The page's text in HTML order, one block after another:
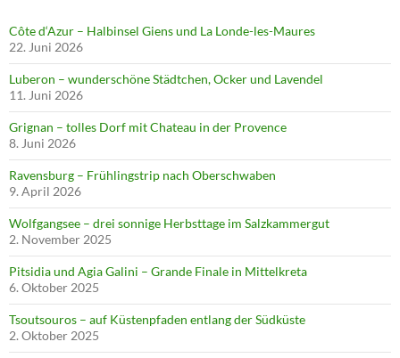
Côte d‘Azur – Halbinsel Giens und La Londe-les-Maures
22. Juni 2026
Luberon – wunderschöne Städtchen, Ocker und Lavendel
11. Juni 2026
Grignan – tolles Dorf mit Chateau in der Provence
8. Juni 2026
Ravensburg – Frühlingstrip nach Oberschwaben
9. April 2026
Wolfgangsee – drei sonnige Herbsttage im Salzkammergut
2. November 2025
Pitsidia und Agia Galini – Grande Finale in Mittelkreta
6. Oktober 2025
Tsoutsouros – auf Küstenpfaden entlang der Südküste
2. Oktober 2025